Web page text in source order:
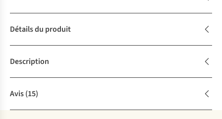
Détails du produit
Description
Avis(15)